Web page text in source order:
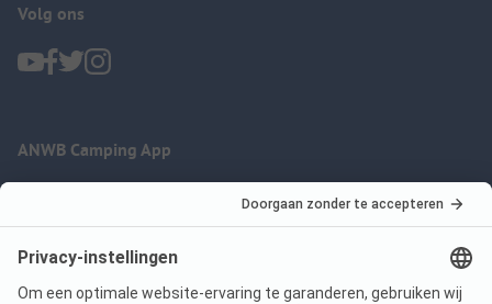
Volg ons
ANWB Camping App